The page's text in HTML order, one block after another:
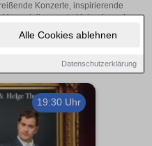
Alle Cookies ablehnen
Datenschutzerklärung
Konzerte, inspirierende
in Hohenhameln –
und Tickets.
19:30 Uhr